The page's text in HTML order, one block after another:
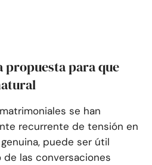
propuesta para que
se han
recurrente de tensión en
puede ser útil
las conversaciones